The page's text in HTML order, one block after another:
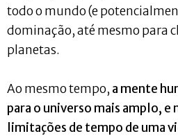
todo o mundo (e
dominação, até mesmo para
planetas.
Ao mesmo tempo, a mente
para o universo mais amplo, e
limitações de tempo de uma